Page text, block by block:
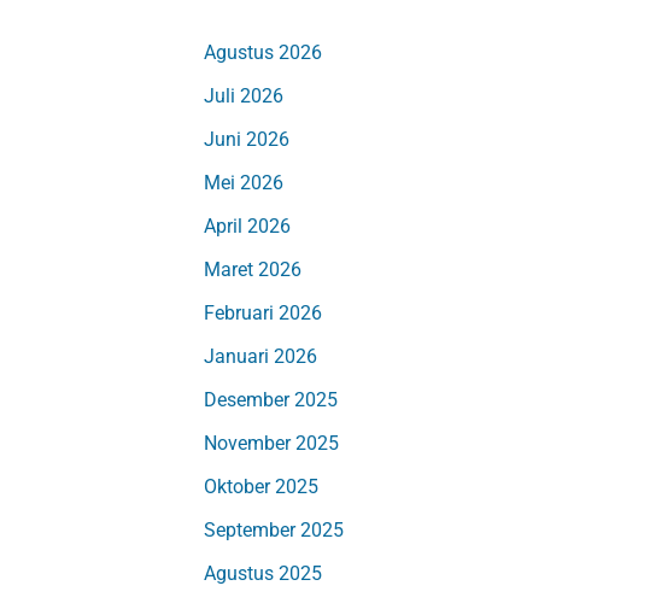
Agustus 2026
Juli 2026
Juni 2026
Mei 2026
April 2026
Maret 2026
Februari 2026
Januari 2026
Desember 2025
November 2025
Oktober 2025
September 2025
Agustus 2025